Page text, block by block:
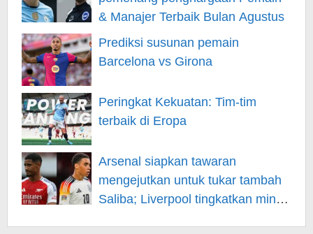
& Manajer Terbaik Bulan Agustus
Prediksi susunan pemain
Barcelona vs Girona
Peringkat Kekuatan: Tim-tim
terbaik di Eropa
Arsenal siapkan tawaran
mengejutkan untuk tukar tambah
Saliba; Liverpool tingkatkan minat